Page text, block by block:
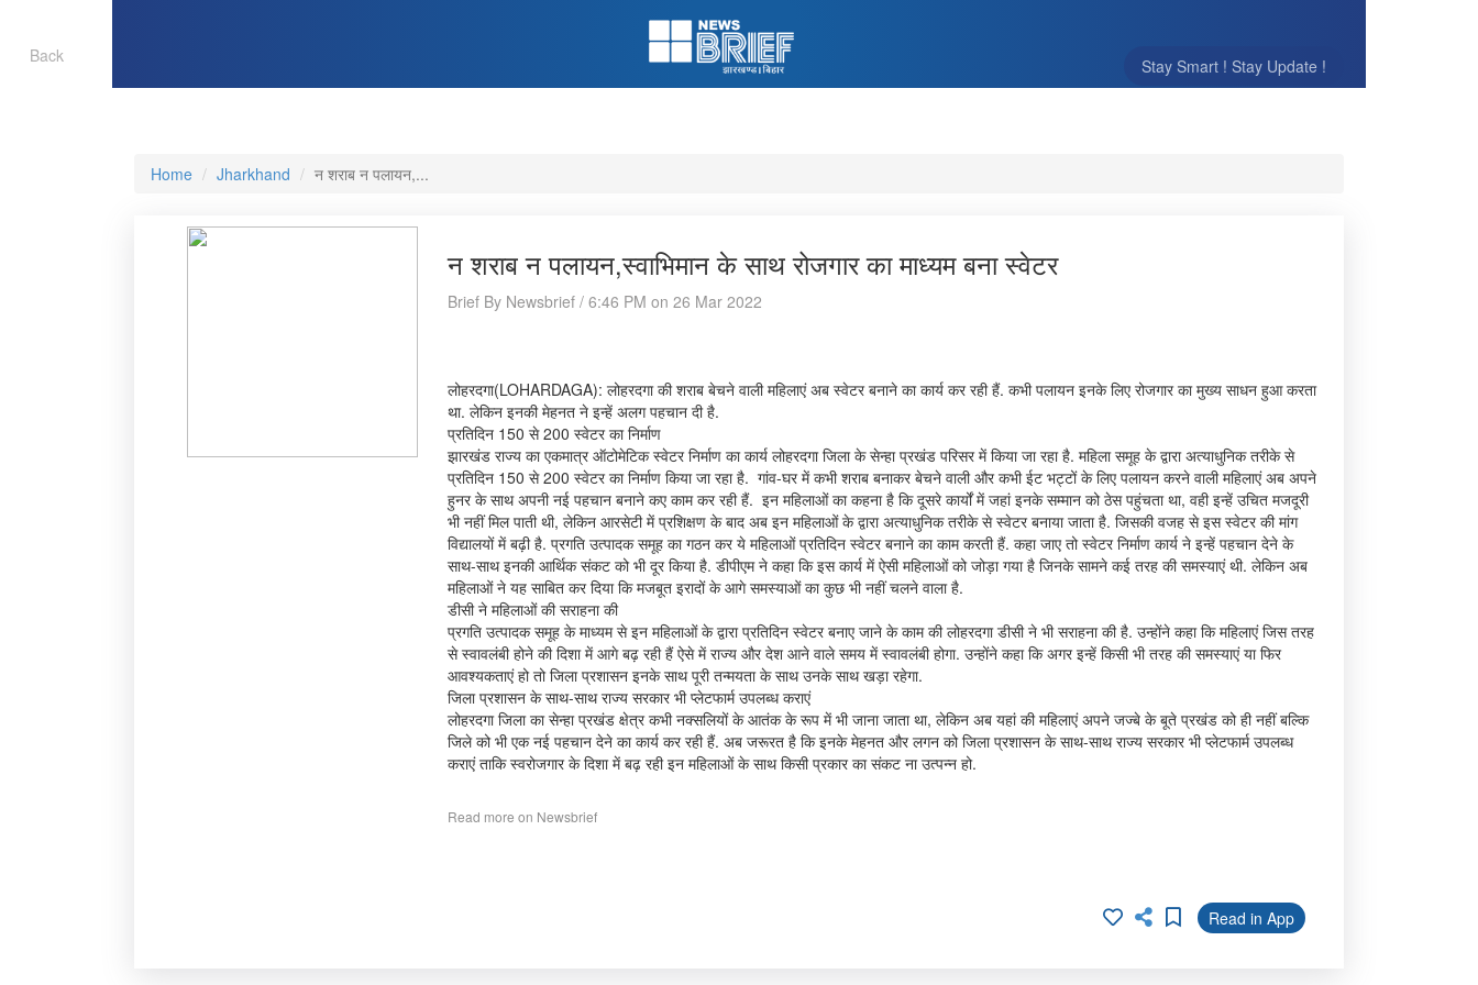
Stay Smart ! Stay Update !
Back
Home Jharkhand न शराब न पलायन,...
न शराब न पलायन,स्वाभिमान के साथ रोजगार का माध्यम बना स्वेटर
Brief By Newsbrief / 6:46 PM on 26 Mar 2022
लोहरदगा(LOHARDAGA): लोहरदगा की शराब बेचने वाली महिलाएं अब स्वेटर बनाने का कार्य कर रही हैं. कभी पलायन इनके लिए रोजगार का मुख्य साधन हुआ करता
था. लेकिन इनकी मेहनत ने इन्हें अलग पहचान दी है.
प्रतिदिन 150 से 200 स्वेटर का निर्माण
झारखंड राज्य का एकमात्र ऑटोमेटिक स्वेटर निर्माण का कार्य लोहरदगा जिला के सेन्हा प्रखंड परिसर में किया जा रहा है. महिला समूह के द्वारा अत्याधुनिक तरीके से
प्रतिदिन 150 से 200 स्वेटर का निर्माण किया जा रहा है. गांव-घर में कभी शराब बनाकर बेचने वाली और कभी ईट भट्टों के लिए पलायन करने वाली महिलाएं अब अपने
हुनर के साथ अपनी नई पहचान बनाने कए काम कर रही हैं. इन महिलाओं का कहना है कि दूसरे कार्यों में जहां इनके सम्मान को ठेस पहुंचता था, वही इन्हें उचित मजदूरी
भी नहीं मिल पाती थी, लेकिन आरसेटी में प्रशिक्षण के बाद अब इन महिलाओं के द्वारा अत्याधुनिक तरीके से स्वेटर बनाया जाता है. जिसकी वजह से इस स्वेटर की मांग
विद्यालयों में बढ़ी है. प्रगति उत्पादक समूह का गठन कर ये महिलाओं प्रतिदिन स्वेटर बनाने का काम करती हैं. कहा जाए तो स्वेटर निर्माण कार्य ने इन्हें पहचान देने के
साथ-साथ इनकी आर्थिक संकट को भी दूर किया है. डीपीएम ने कहा कि इस कार्य में ऐसी महिलाओं को जोड़ा गया है जिनके सामने कई तरह की समस्याएं थी. लेकिन अब
महिलाओं ने यह साबित कर दिया कि मजबूत इरादों के आगे समस्याओं का कुछ भी नहीं चलने वाला है.
डीसी ने महिलाओं की सराहना की
प्रगति उत्पादक समूह के माध्यम से इन महिलाओं के द्वारा प्रतिदिन स्वेटर बनाए जाने के काम की लोहरदगा डीसी ने भी सराहना की है. उन्होंने कहा कि महिलाएं जिस तरह
से स्वावलंबी होने की दिशा में आगे बढ़ रही हैं ऐसे में राज्य और देश आने वाले समय में स्वावलंबी होगा. उन्होंने कहा कि अगर इन्हें किसी भी तरह की समस्याएं या फिर
आवश्यकताएं हो तो जिला प्रशासन इनके साथ पूरी तन्मयता के साथ उनके साथ खड़ा रहेगा.
जिला प्रशासन के साथ-साथ राज्य सरकार भी प्लेटफार्म उपलब्ध कराएं
लोहरदगा जिला का सेन्हा प्रखंड क्षेत्र कभी नक्सलियों के आतंक के रूप में भी जाना जाता था, लेकिन अब यहां की महिलाएं अपने जज्बे के बूते प्रखंड को ही नहीं बल्कि
जिले को भी एक नई पहचान देने का कार्य कर रही हैं. अब जरूरत है कि इनके मेहनत और लगन को जिला प्रशासन के साथ-साथ राज्य सरकार भी प्लेटफार्म उपलब्ध
कराएं ताकि स्वरोजगार के दिशा में बढ़ रही इन महिलाओं के साथ किसी प्रकार का संकट ना उत्पन्न हो.
Read more on Newsbrief
Read in App